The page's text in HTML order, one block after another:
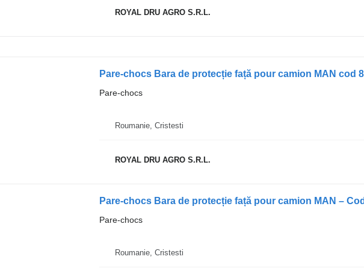
ROYAL DRU AGRO S.R.L.
Pare-chocs Bara de protecție față pour camion MAN cod
Pare-chocs
Roumanie, Cristesti
ROYAL DRU AGRO S.R.L.
Pare-chocs
Roumanie, Cristesti